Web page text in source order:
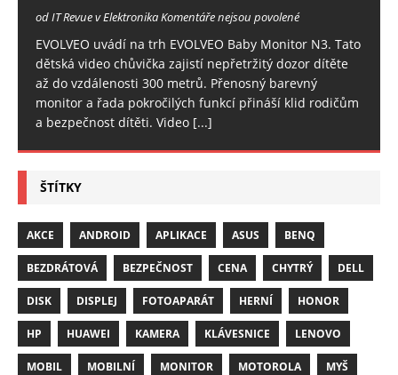
od IT Revue v ElektronikaKomentáře nejsou povolené
EVOLVEO uvádí na trh EVOLVEO Baby Monitor N3. Tato
dětská video chůvička zajistí nepřetržitý dozor dítěte
až do vzdálenosti 300 metrů. Přenosný barevný
monitor a řada pokročilých funkcí přináší klid rodičům
a bezpečnost dítěti. Video [...]
ŠTÍTKY
AKCE ANDROID APLIKACE ASUS BENQ
BEZDRÁTOVÁ BEZPEČNOST CENA CHYTRÝ DELL
DISK DISPLEJ FOTOAPARÁT HERNÍ HONOR
HP HUAWEI KAMERA KLÁVESNICE LENOVO
MOBIL MOBILNÍ MONITOR MOTOROLA MYŠ